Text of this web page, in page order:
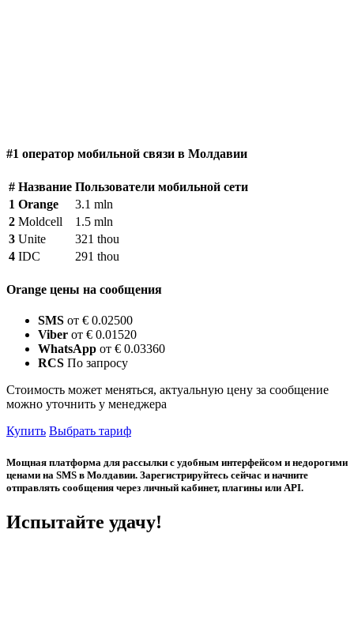
#1 оператор мобильной связи в Молдавии
# Название Пользователи мобильной сети
1 Orange
3.1 mln
2 Moldcell
1.5 mln
3 Unite
321 thou
4 IDC 291 thou
Orange цены на сообщения
SMS от € 0.02500
Viber от € 0.01520
WhatsApp от € 0.03360
RCS По запросу
Стоимость может меняться, актуальную цену за сообщение
можно уточнить у менеджера
Купить Выбрать тариф
Мощная платформа для рассылки с удобным интерфейсом и недорогими
ценами на SMS в Молдавии. Зарегистрируйтесь сейчас и начните
отправлять сообщения через личный кабинет, плагины или API.
Испытайте удачу!